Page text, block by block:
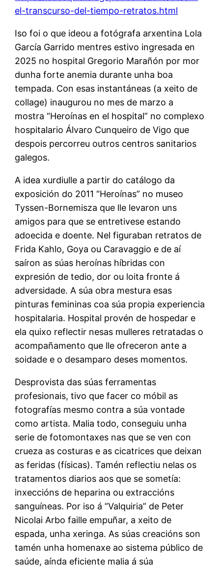
el-transcurso-del-tiempo-retratos.html
Iso foi o que ideou a fotógrafa arxentina Lola
García Garrido mentres estivo ingresada en
2025 no hospital Gregorio Marañón por mor
dunha forte anemia durante unha boa
tempada. Con esas instantáneas (a xeito de
collage) inaugurou no mes de marzo a
mostra “Heroínas en el hospital” no complexo
hospitalario Álvaro Cunqueiro de Vigo que
despois percorreu outros centros sanitarios
galegos.
A idea xurdiulle a partir do catálogo da
exposición do 2011 “Heroínas” no museo
Tyssen-Bornemisza que lle levaron uns
amigos para que se entretivese estando
adoecida e doente. Nel figuraban retratos de
Frida Kahlo, Goya ou Caravaggio e de aí
saíron as súas heroínas híbridas con
expresión de tedio, dor ou loita fronte á
adversidade. A súa obra mestura esas
pinturas femininas coa súa propia experiencia
hospitalaria. Hospital provén de hospedar e
ela quixo reflectir nesas mulleres retratadas o
acompañamento que lle ofreceron ante a
soidade e o desamparo deses momentos.
Desprovista das súas ferramentas
profesionais, tivo que facer co móbil as
fotografías mesmo contra a súa vontade
como artista. Malia todo, conseguiu unha
serie de fotomontaxes nas que se ven con
crueza as costuras e as cicatrices que deixan
as feridas (físicas). Tamén reflectiu nelas os
tratamentos diarios aos que se sometía:
inxeccións de heparina ou extraccións
sanguíneas. Por iso á “Valquiria” de Peter
Nicolai Arbo faille empuñar, a xeito de
espada, unha xeringa. As súas creacións son
tamén unha homenaxe ao sistema público de
saúde, aínda eficiente malia á súa